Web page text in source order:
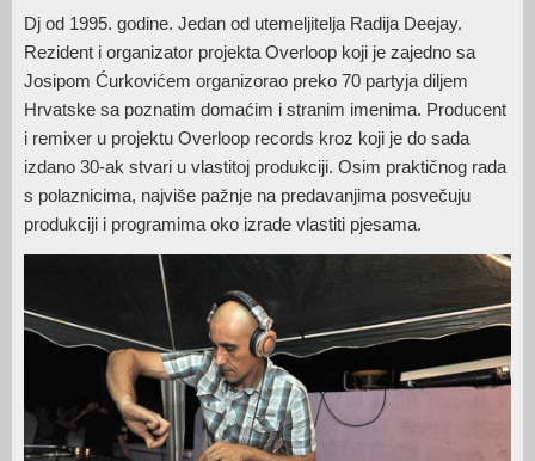
Dj od 1995. godine. Jedan od utemeljitelja Radija Deejay.
Rezident i organizator projekta Overloop koji je zajedno sa
Josipom Ćurkovićem organizorao preko 70 partyja diljem
Hrvatske sa poznatim domaćim i stranim imenima. Producent
i remixer u projektu Overloop records kroz koji je do sada
izdano 30-ak stvari u vlastitoj produkciji. Osim praktičnog rada
s polaznicima, najviše pažnje na predavanjima posvečuju
produkciji i programima oko izrade vlastiti pjesama.